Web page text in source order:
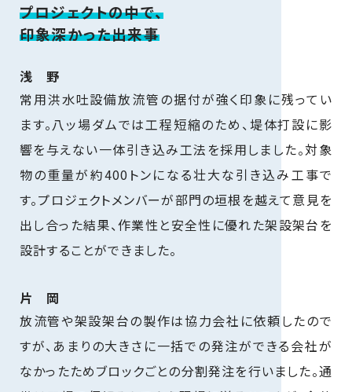
プロジェクトの中で、
印象深かった出来事
浅 野
常用洪水吐設備放流管の据付が強く印象に残ってい
ます。八ッ場ダムでは工程短縮のため、堤体打設に影
響を与えない一体引き込み工法を採用しました。対象
物の重量が約400トンになる壮大な引き込み工事で
す。プロジェクトメンバーが部門の垣根を越えて意見を
出し合った結果、作業性と安全性に優れた架設架台を
設計することができました。
片 岡
放流管や架設架台の製作は協力会社に依頼したので
すが、あまりの大きさに一括での発注ができる会社が
なかったためブロックごとの分割発注を行いました。通